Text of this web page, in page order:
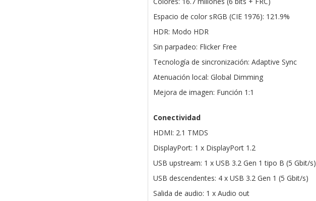
Espacio de color sRGB (CIE 1976): 121.9%
HDR: Modo HDR
Sin parpadeo: Flicker Free
Tecnología de sincronización: Adaptive Sync
Atenuación local: Global Dimming
Mejora de imagen: Función 1:1
Conectividad
HDMI: 2.1 TMDS
DisplayPort: 1 x DisplayPort 1.2
USB upstream: 1 x USB 3.2 Gen 1 tipo B (5 Gbit/s)
USB descendentes: 4 x USB 3.2 Gen 1 (5 Gbit/s)
Salida de audio: 1 x Audio out